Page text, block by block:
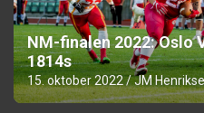
NM-finalen 2022: Oslo
1814s
15. oktober 2022 JM